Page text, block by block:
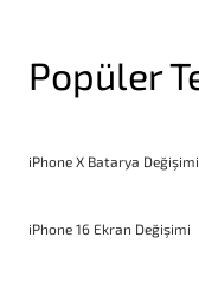
Popüler
iPhone X Batarya Değişimi
iPhone 16 Ekran Değişimi